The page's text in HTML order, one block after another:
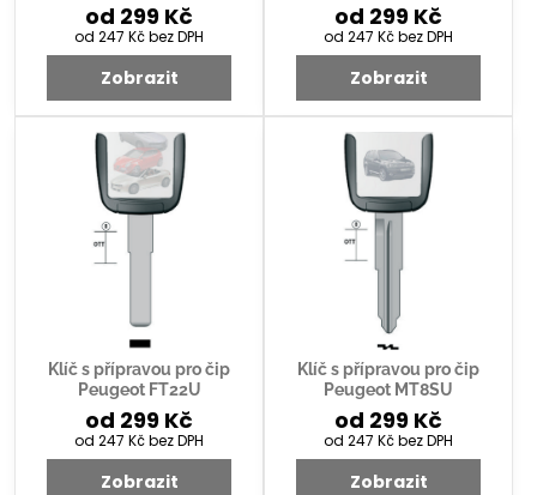
od 299 Kč
od 247 Kčbez DPH
Zobrazit
od 299 Kč
od 247 Kčbez DPH
Zobrazit
Klíč s přípravou pro čip
Peugeot FT22U
od 299 Kč
od 247 Kčbez DPH
Zobrazit
Klíč s přípravou pro čip
Peugeot MT8SU
od 299 Kč
od 247 Kčbez DPH
Zobrazit